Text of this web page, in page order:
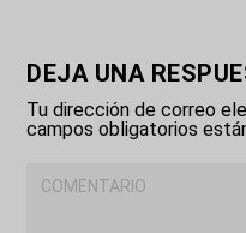
DEJA UNA
Tu dirección de correo
campos obligatorios